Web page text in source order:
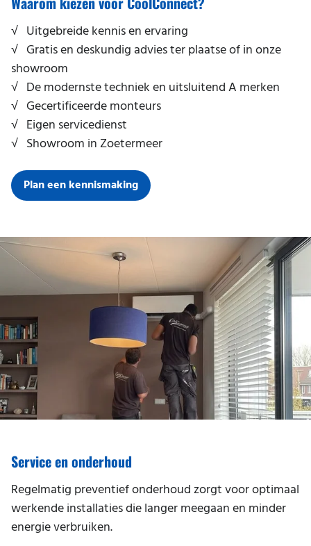
√ Uitgebreide kennis en ervaring
√ Gratis en deskundig advies ter plaatse of in onze
showroom
√ De modernste techniek en uitsluitend A merken
√ Gecertificeerde monteurs
√ Eigen servicedienst
√ Showroom in Zoetermeer
Plan een kennismaking
Service en onderhoud
Regelmatig preventief onderhoud zorgt voor optimaal
werkende installaties die langer meegaan en minder
energie verbruiken.